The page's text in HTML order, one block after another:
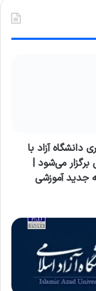
دانشگاه آزاد با
می‌شود |
جدید آموزشی